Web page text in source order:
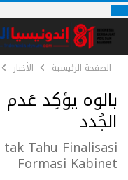
الصفحة الرئيسية الأخبار
بالوه يؤكِد عَدم
الجُدد
Tahu Finalisasi
Formasi Kabinet